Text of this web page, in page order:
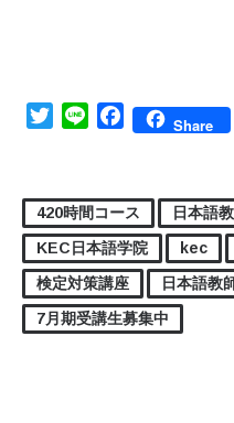
TwitterLine FacebookShare
420時間コース 日本語
KEC日本語学院
kec
検定対策講座
日本語教
7月期受講生募集中